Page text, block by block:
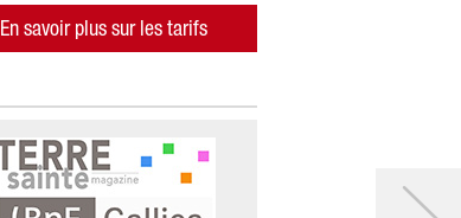
En savoir plus sur les tarifs